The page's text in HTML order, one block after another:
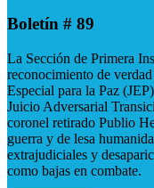
Boletín # 89
La Sección de Primera
reconocimiento de
Especial para la Paz
Juicio Adversarial
coronel retirado Publio
guerra y de lesa
extrajudiciales y
como bajas en combate.